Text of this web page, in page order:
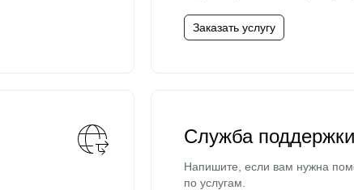
Заказать услугу
Служба поддержки
Напишите, если вам нужна
по услугам.